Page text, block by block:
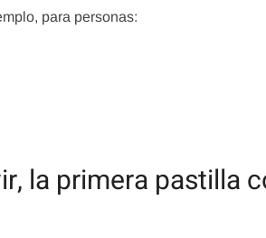
para personas:
la primera pastilla